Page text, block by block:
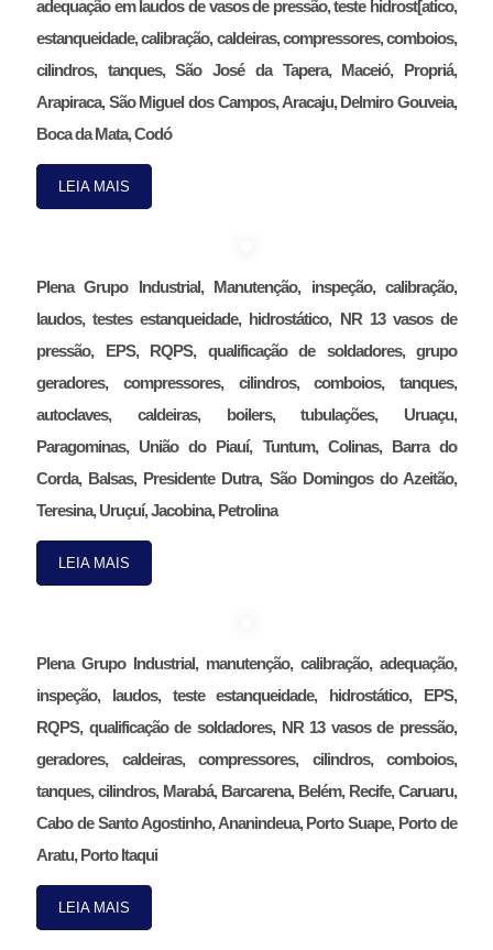
adequação em laudos de vasos de pressão, teste hidrost[atico,
estanqueidade, calibração, caldeiras, compressores, comboios,
cilindros, tanques, São José da Tapera, Maceió, Propriá,
Arapiraca, São Miguel dos Campos, Aracaju, Delmiro Gouveia,
Boca da Mata, Codó
LEIA MAIS
Plena Grupo Industrial, Manutenção, inspeção, calibração,
laudos, testes estanqueidade, hidrostático, NR 13 vasos de
pressão, EPS, RQPS, qualificação de soldadores, grupo
geradores, compressores, cilindros, comboios, tanques,
autoclaves, caldeiras, boilers, tubulações, Uruaçu,
Paragominas, União do Piauí, Tuntum, Colinas, Barra do
Corda, Balsas, Presidente Dutra, São Domingos do Azeitão,
Teresina, Uruçuí, Jacobina, Petrolina
LEIA MAIS
Plena Grupo Industrial, manutenção, calibração, adequação,
inspeção, laudos, teste estanqueidade, hidrostático, EPS,
RQPS, qualificação de soldadores, NR 13 vasos de pressão,
geradores, caldeiras, compressores, cilindros, comboios,
tanques, cilindros, Marabá, Barcarena, Belém, Recife, Caruaru,
Cabo de Santo Agostinho, Ananindeua, Porto Suape, Porto de
Aratu, Porto Itaqui
LEIA MAIS